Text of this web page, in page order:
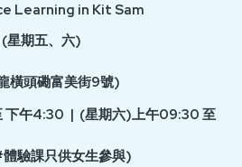
Learning in Kit Sam
星期五、六)
橫頭磡富美街9號)
下午4:30 | (星期六)上午09:30 至
驗課只供女生參與)